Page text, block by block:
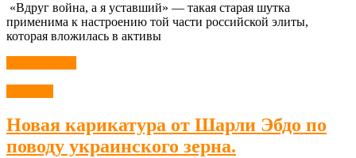
«Вдруг война, а я уставший» — такая старая шутка
применима к настроению той части российской элиты,
которая вложилась в активы
Новая карикатура от Шарли Эбдо по
поводу украинского зерна.